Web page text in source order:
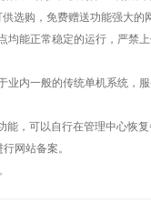
选购，免费赠送功能强大
均能正常稳定的运行，严禁
业内一般的传统单机系统，
能，可以自行在管理中心恢
网站备案。